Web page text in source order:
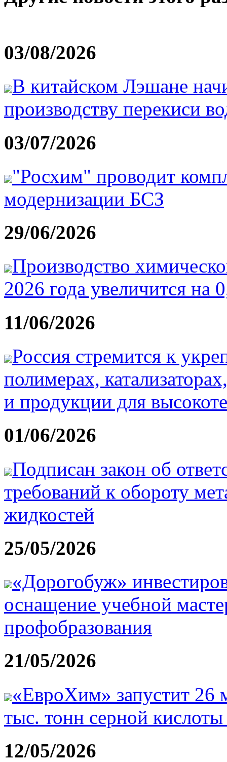
03/08/2026
В китайском Лэшане
производству перекиси
03/07/2026
"Росхим" проводит
модернизации БСЗ
29/06/2026
Производство
2026 года увеличится на
11/06/2026
Россия стремится к
полимерах,
и продукции для
01/06/2026
Подписан закон об
требований к обороту
жидкостей
25/05/2026
«Дорогобуж»
оснащение учебной
профобразования
21/05/2026
«ЕвроХим» запустит 26
тыс. тонн серной кислоты
12/05/2026